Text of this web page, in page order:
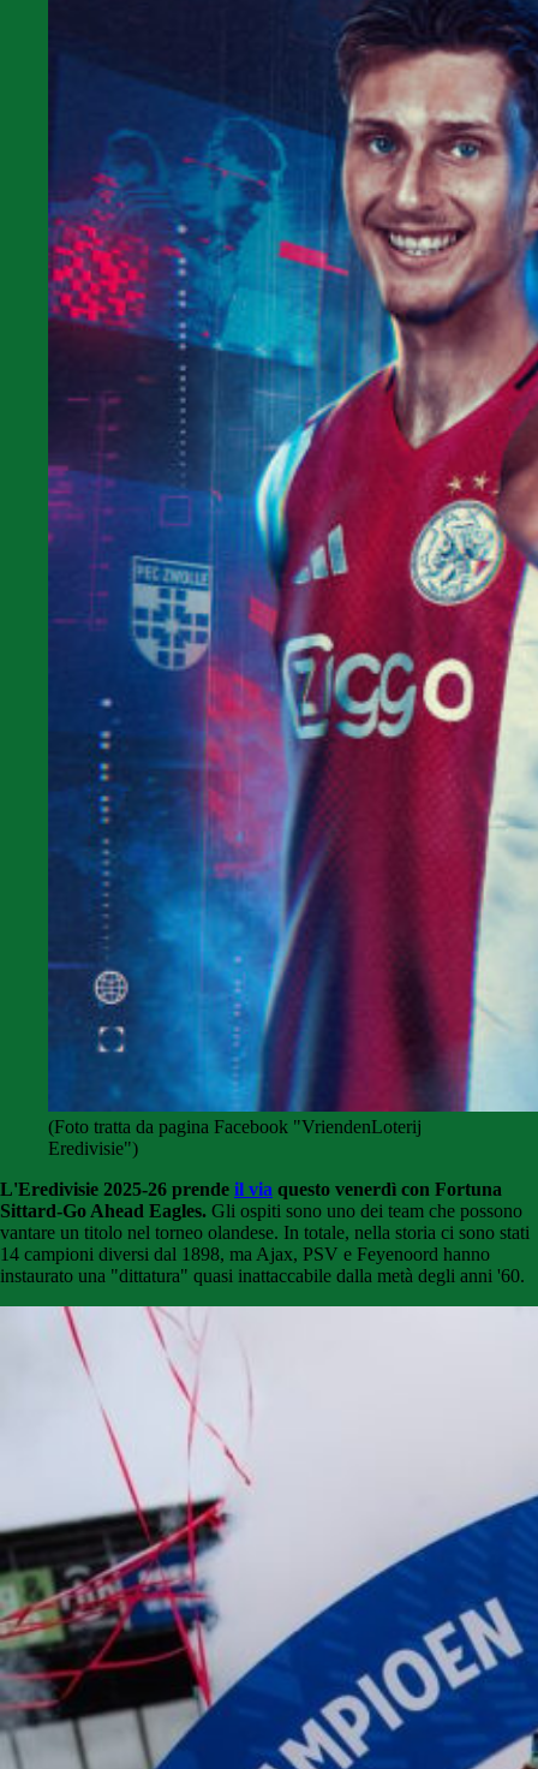
(Foto tratta da pagina Facebook "VriendenLoterij
Eredivisie")
L'Eredivisie 2025-26 prende il via questo venerdì con Fortuna
Sittard-Go Ahead Eagles. Gli ospiti sono uno dei team che possono
vantare un titolo nel torneo olandese. In totale, nella storia ci sono stati
14 campioni diversi dal 1898, ma Ajax, PSV e Feyenoord hanno
instaurato una "dittatura" quasi inattaccabile dalla metà degli anni '60.